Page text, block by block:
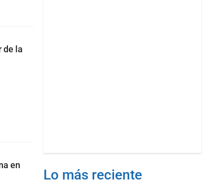
de la
en
Lo más reciente